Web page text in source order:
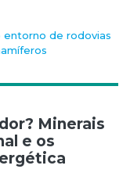
entorno de rodovias
Minerais
e os